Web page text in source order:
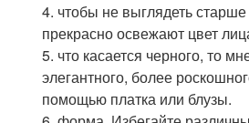
4. чтобы не выглядеть
прекрасно освежают цвет
5. что касается черного, то
элегантного, более
помощью платка или блузы.